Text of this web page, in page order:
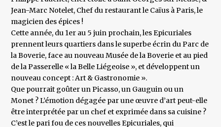
Jean-Marc Notelet, Chef du restaurant le Caïus à Paris, le
magicien des épices !
Cette année, du 1er au 5 juin prochain, les Epicuriales
prennent leurs quartiers dans le superbe écrin du Parc de
la Boverie, face au nouveau Musée de la Boverie et au pied
de la Passerelle « la Belle Liégeoise », et développent un
nouveau concept : Art & Gastronomie ».
Que pourrait goûter un Picasso, un Gauguin ou un
Monet ? L’émotion dégagée par une œuvre d’art peut-elle
être interprétée par un chef et exprimée dans sa cuisine ?
C’est le pari fou de ces nouvelles Epicuriales, qui